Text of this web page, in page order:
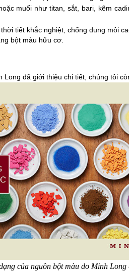
muối như titan, sắt, bari, kẽm
tiết khắc nghiệt, chống dung môi
bột màu hữu cơ.
đã giới thiệu chi tiết, chúng tôi
của nguồn bột màu do Minh Long